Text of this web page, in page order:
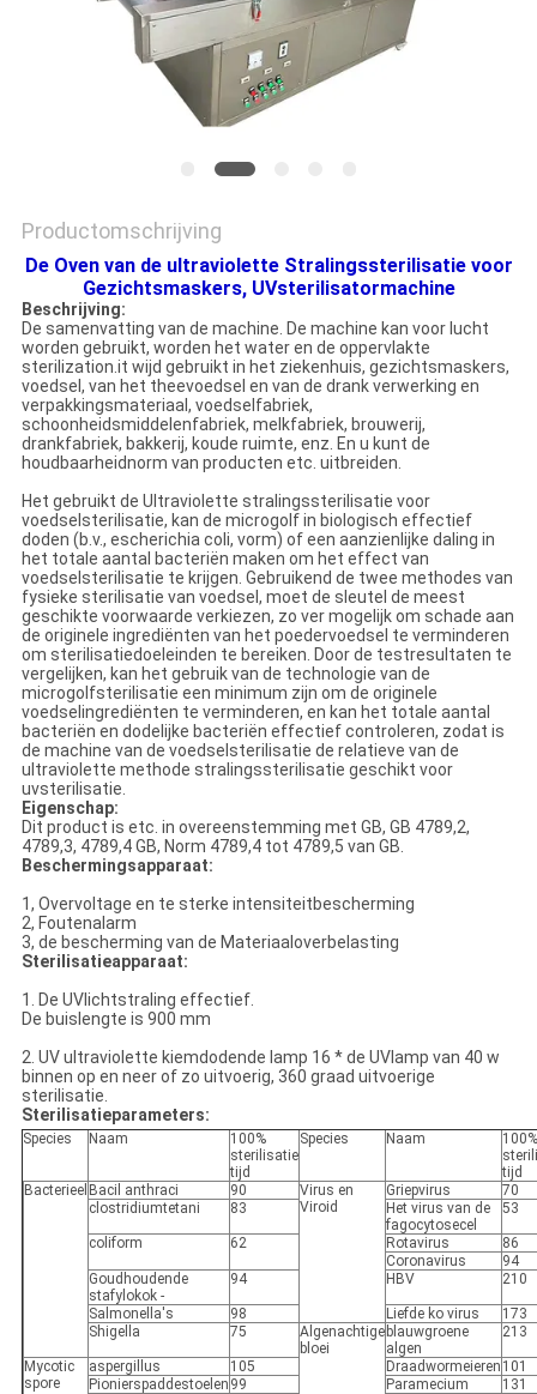
Productomschrijving
De Oven van de ultraviolette Stralingssterilisatie voor
Gezichtsmaskers, UVsterilisatormachine
Beschrijving:
De samenvatting van de machine. De machine kan voor lucht
worden gebruikt, worden het water en de oppervlakte
sterilization.it wijd gebruikt in het ziekenhuis, gezichtsmaskers,
voedsel, van het theevoedsel en van de drank verwerking en
verpakkingsmateriaal, voedselfabriek,
schoonheidsmiddelenfabriek, melkfabriek, brouwerij,
drankfabriek, bakkerij, koude ruimte, enz. En u kunt de
houdbaarheidnorm van producten etc. uitbreiden.
Het gebruikt de Ultraviolette stralingssterilisatie voor
voedselsterilisatie, kan de microgolf in biologisch effectief
doden (b.v., escherichia coli, vorm) of een aanzienlijke daling in
het totale aantal bacteriën maken om het effect van
voedselsterilisatie te krijgen. Gebruikend de twee methodes van
fysieke sterilisatie van voedsel, moet de sleutel de meest
geschikte voorwaarde verkiezen, zo ver mogelijk om schade aan
de originele ingrediënten van het poedervoedsel te verminderen
om sterilisatiedoeleinden te bereiken. Door de testresultaten te
vergelijken, kan het gebruik van de technologie van de
microgolfsterilisatie een minimum zijn om de originele
voedselingrediënten te verminderen, en kan het totale aantal
bacteriën en dodelijke bacteriën effectief controleren, zodat is
de machine van de voedselsterilisatie de relatieve van de
ultraviolette methode stralingssterilisatie geschikt voor
uvsterilisatie.
Eigenschap:
Dit product is etc. in overeenstemming met GB, GB 4789,2,
4789,3, 4789,4 GB, Norm 4789,4 tot 4789,5 van GB.
Beschermingsapparaat:
1, Overvoltage en te sterke intensiteitbescherming
2, Foutenalarm
3, de bescherming van de Materiaaloverbelasting
Sterilisatieapparaat:
1. De UVlichtstraling effectief.
De buislengte is 900 mm
2. UV ultraviolette kiemdodende lamp 16 * de UVlamp van 40 w
binnen op en neer of zo uitvoerig, 360 graad uitvoerige
sterilisatie.
Sterilisatieparameters:
Species Naam
100%
sterilisatie
tijd
Species Naam
100%
tijd
Bacterieel Bacil anthraci 90
Virus en
Viroid
Griepvirus
70
clostridiumtetani
83
Het virus van de
fagocytosecel
53
coliform 62 Rotavirus
86
Coronavirus
94
Goudhoudende
stafylokok -
94 HBV 210
Salmonella's 98 Liefde ko virus
173
Shigella
75
Algenachtige
bloei
blauwgroene
algen
213
Mycotic
spore
aspergillus 105 Draadwormeieren 101
Pionierspaddestoelen 99 Paramecium 131